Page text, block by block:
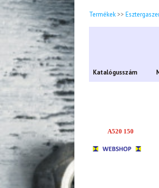
Termékek >>
Katalógusszám
A520 150